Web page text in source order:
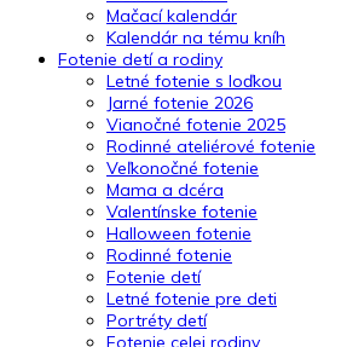
Mačací kalendár
Kalendár na tému kníh
Fotenie detí a rodiny
Letné fotenie s loďkou
Jarné fotenie 2026
Vianočné fotenie 2025
Rodinné ateliérové fotenie
Veľkonočné fotenie
Mama a dcéra
Valentínske fotenie
Halloween fotenie
Rodinné fotenie
Fotenie detí
Letné fotenie pre deti
Portréty detí
Fotenie celej rodiny